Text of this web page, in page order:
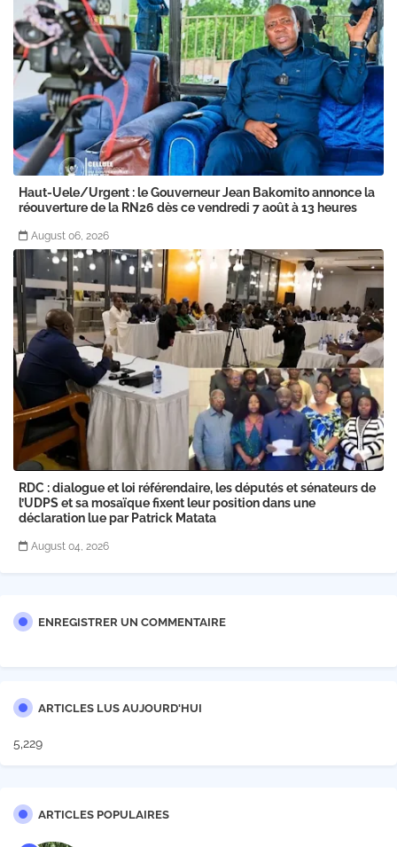
Haut-Uele/Urgent : le Gouverneur Jean Bakomito annonce la
réouverture de la RN26 dès ce vendredi 7 août à 13 heures
August 06, 2026
RDC : dialogue et loi référendaire, les députés et sénateurs de
l’UDPS et sa mosaïque fixent leur position dans une
déclaration lue par Patrick Matata
August 04, 2026
ENREGISTRER UN COMMENTAIRE
ARTICLES LUS AUJOURD'HUI
5,229
ARTICLES POPULAIRES